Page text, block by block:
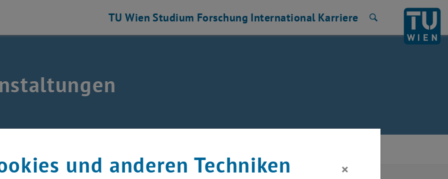
Technologien auflisten
TU Wien Studium Forschung International Karriere
und anderen Techniken ×